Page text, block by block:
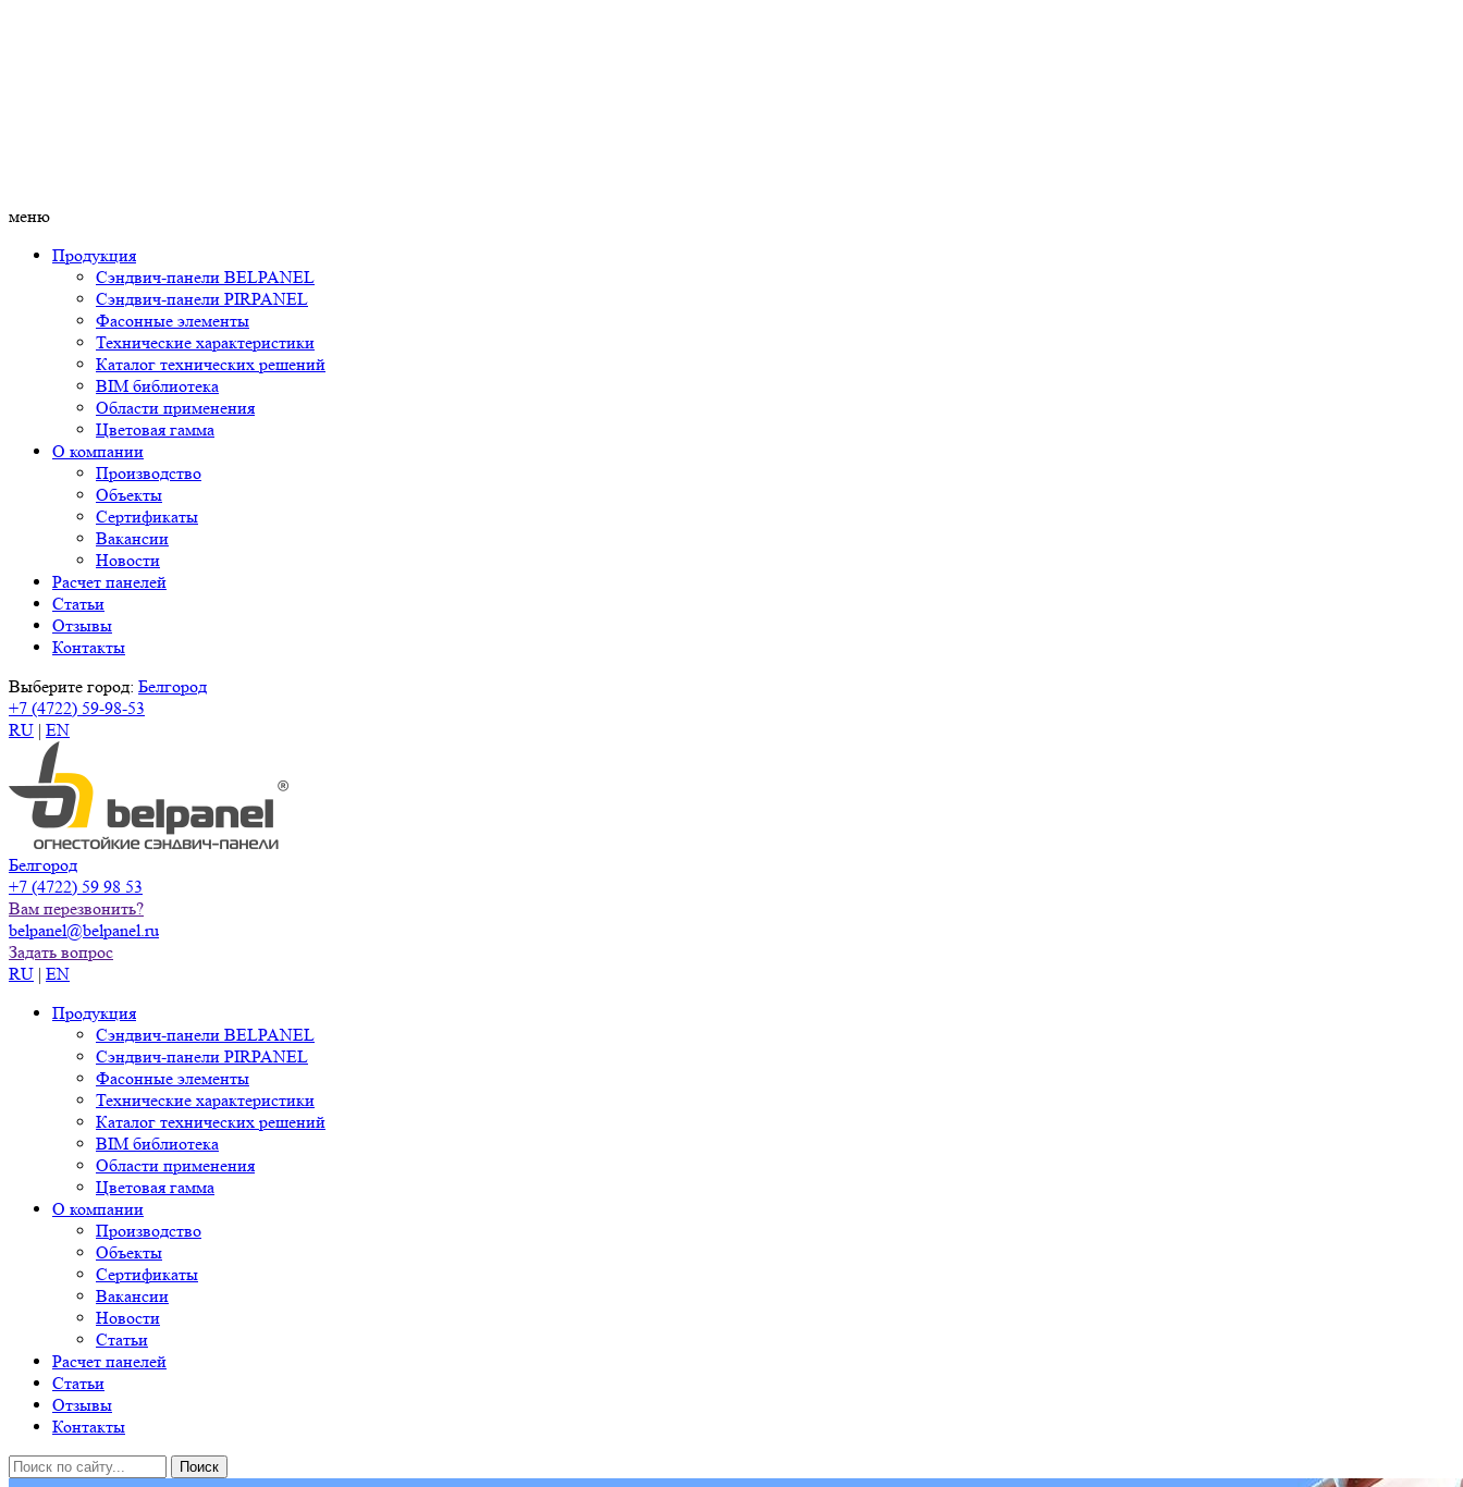
меню
Продукция
Сэндвич-панели BELPANEL
Сэндвич-панели PIRPANEL
Фасонные элементы
Технические характеристики
Каталог технических решений
BIM библиотека
Области применения
Цветовая гамма
О компании
Производство
Объекты
Сертификаты
Вакансии
Новости
Расчет панелей
Статьи
Отзывы
Контакты
Выберите город: Белгород
+7 (4722) 59-98-53
RU | EN
Белгород
+7 (4722) 59 98 53
Вам перезвонить?
belpanel@belpanel.ru
Задать вопрос
RU | EN
Продукция
Сэндвич-панели BELPANEL
Сэндвич-панели PIRPANEL
Фасонные элементы
Технические характеристики
Каталог технических решений
BIM библиотека
Области применения
Цветовая гамма
О компании
Производство
Объекты
Сертификаты
Вакансии
Новости
Статьи
Расчет панелей
Статьи
Отзывы
Контакты